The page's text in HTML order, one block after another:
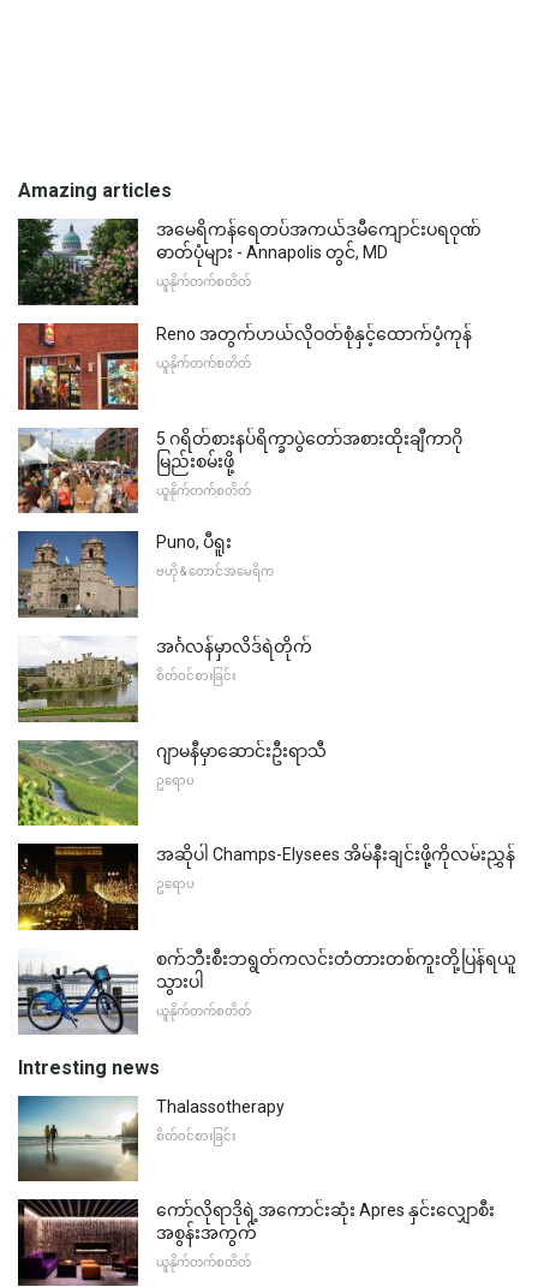
Amazing articles
အမေရိကန်ရေတပ်အကယ်ဒမီကျောင်းပရဝုဏ်
ဓာတ်ပုံများ - Annapolis တွင်, MD
ယူနိုက်တက်စတိတ်
Reno အတွက်ဟယ်လိုဝတ်စုံနှင့်ထောက်ပံ့ကုန်
ယူနိုက်တက်စတိတ်
5 ဂရိတ်စားနပ်ရိက္ခာပွဲတော်အစားထိုးချီကာဂို
မြည်းစမ်းဖို့
ယူနိုက်တက်စတိတ်
Puno, ပီရူး
ဗဟို & တောင်အမေရိက
အင်္ဂလန်မှာလိဒ်ရဲတိုက်
စိတ်ဝင်စားခြင်း
ဂျာမနီမှာဆောင်းဦးရာသီ
ဥရောပ
အဆိုပါ Champs-Elysees အိမ်နီးချင်းဖို့ကိုလမ်းညွှန်
ဥရောပ
စက်ဘီးစီးဘရွတ်ကလင်းတံတားတစ်ကူးတို့ပြန်ရယူ
သွားပါ
ယူနိုက်တက်စတိတ်
Intresting news
Thalassotherapy
စိတ်ဝင်စားခြင်း
ကော်လိုရာဒိုရဲ့အကောင်းဆုံး Apres နှင်းလျှောစီး
အစွန်းအကွက်
ယူနိုက်တက်စတိတ်